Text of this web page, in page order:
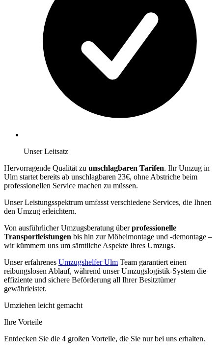
Unser Leitsatz
Hervorragende Qualität zu unschlagbaren Tarifen. Ihr Umzug in
Ulm startet bereits ab unschlagbaren 23€, ohne Abstriche beim
professionellen Service machen zu müssen.
Unser Leistungsspektrum umfasst verschiedene Services, die Ihnen
den Umzug erleichtern.
Von ausführlicher Umzugsberatung überprofessionelle
Transportleistungen bis hin zur Möbelmontage und -demontage –
wir kümmern uns um sämtliche Aspekte Ihres Umzugs.
Unser erfahrenes Umzugshelfer Ulm Team garantiert einen
reibungslosen Ablauf, während unser Umzugslogistik-System die
effiziente und sichere Beförderung all Ihrer Besitztümer
gewährleistet.
Umziehen leicht gemacht
Ihre Vorteile
Entdecken Sie die 4 großen Vorteile, die Sie nur bei uns erhalten.